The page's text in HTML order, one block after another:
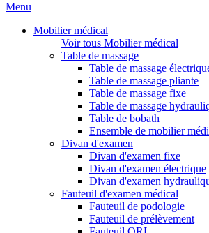
Menu
Mobilier médical
Voir tous Mobilier médical
Table de massage
Table de massage
Table de massage pliante
Table de massage fixe
Table de massage
Table de bobath
Ensemble de mobilier
Divan d'examen
Divan d'examen fixe
Divan d'examen électrique
Divan d'examen
Fauteuil d'examen médical
Fauteuil de podologie
Fauteuil de prélèvement